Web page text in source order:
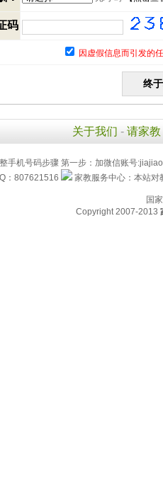
码
因虚假信息而引发的
关于我们 - 请家教
手机号码步骤 第一步：加微信账号
：807621516
家教服务中心：本站
国
Copyright 2007-2013